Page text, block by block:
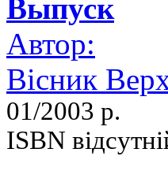
Выпуск
Автор:
Вісник
01/2003 р.
ISBN